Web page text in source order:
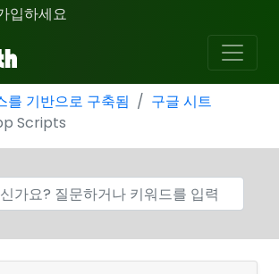
입하세요
를 기반으로 구축됨
구글 시트
Scripts